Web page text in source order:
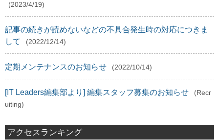
(2023/4/19)
記事の続きが読めないなどの不具合発生時の対応につきま
して
(2022/12/14)
定期メンテナンスのお知らせ (2022/10/14)
[IT Leaders編集部より] 編集スタッフ募集のお知らせ
(Recr
uiting)
アクセスランキング